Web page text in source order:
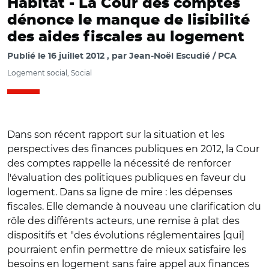
Habitat - La Cour des comptes
dénonce le manque de lisibilité
des aides fiscales au logement
Publié le 16 juillet 2012 par Jean-Noël Escudié / PCA
Logement social, Social
Dans son récent rapport sur la situation et les
perspectives des finances publiques en 2012, la Cour
des comptes rappelle la nécessité de renforcer
l'évaluation des politiques publiques en faveur du
logement. Dans sa ligne de mire : les dépenses
fiscales. Elle demande à nouveau une clarification du
rôle des différents acteurs, une remise à plat des
dispositifs et "des évolutions réglementaires [qui]
pourraient enfin permettre de mieux satisfaire les
besoins en logement sans faire appel aux finances